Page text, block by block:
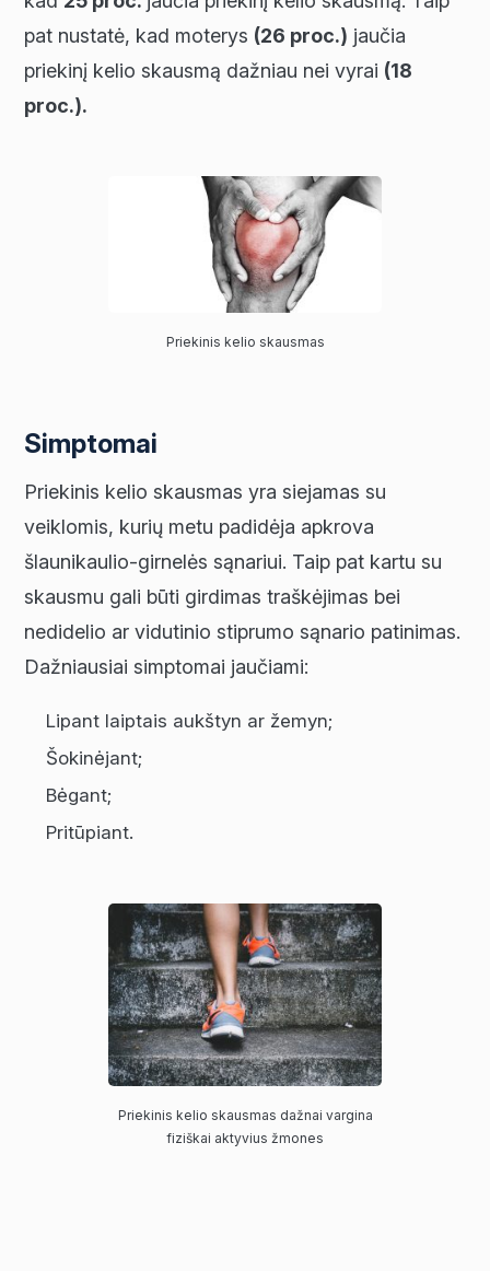
pat nustatė, kad moterys (26 proc.) jaučia
priekinį kelio skausmą dažniau nei vyrai (18
proc.).
Priekinis kelio skausmas
Simptomai
Priekinis kelio skausmas yra siejamas su
veiklomis, kurių metu padidėja apkrova
šlaunikaulio-girnelės sąnariui. Taip pat kartu su
skausmu gali būti girdimas traškėjimas bei
nedidelio ar vidutinio stiprumo sąnario patinimas.
Dažniausiai simptomai jaučiami:
Lipant laiptais aukštyn ar žemyn;
Šokinėjant;
Bėgant;
Pritūpiant.
Priekinis kelio skausmas dažnai vargina
fiziškai aktyvius žmones